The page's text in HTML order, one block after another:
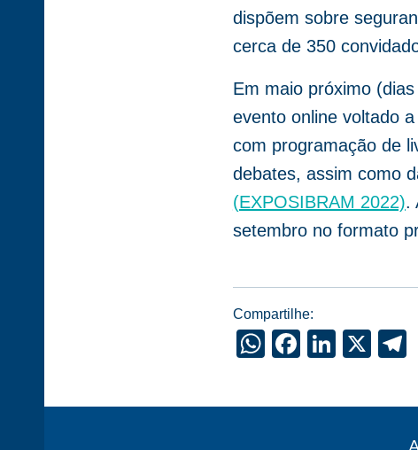
dispõem sobre
cerca de 350
Em maio próximo
evento online voltado
com programação de
debates, assim como
(EXPOSIBRAM 2022).
setembro no formato
Compartilhe:
WhatsApp
Facebook
X